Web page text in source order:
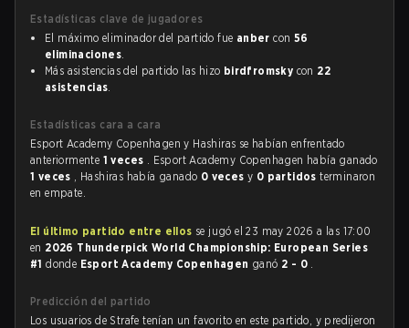
Estadísticas clave de jugadores
El máximo eliminador del partido fue anber con 56
eliminaciones.
Más asistencias del partido las hizo birdfromsky con 22
asistencias.
Estadísticas cara a cara
Esport Academy Copenhagen y Hashiras se habían enfrentado
anteriormente 1 veces . Esport Academy Copenhagen había ganado
1 veces , Hashiras había ganado 0 vecesy 0 partidosterminaron
en empate.
El último partido entre ellos se jugó el 23 may 2026 a las 17:00
en 2026 Thunderpick World Championship: European Series
#1donde Esport Academy Copenhagen ganó 2 - 0 .
Predicción del partido
Los usuarios de Strafe tenían un favorito en este partido, y predijeron